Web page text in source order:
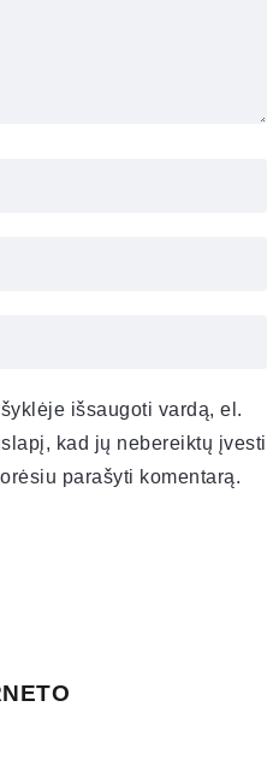
išsaugoti vardą, el.
kad jų nebereiktų įvesti
parašyti komentarą.